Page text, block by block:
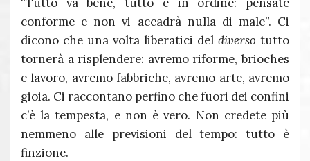
conforme e non vi accadrà nulla di male”. Ci
dicono che una volta liberatici del diverso tutto
tornerà a risplendere: avremo riforme, brioches
e lavoro, avremo fabbriche, avremo arte, avremo
gioia. Ci raccontano perfino che fuori dei confini
c’è la tempesta, e non è vero. Non credete più
nemmeno alle previsioni del tempo: tutto è
finzione.